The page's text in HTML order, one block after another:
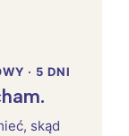
· 5 DNI
skąd